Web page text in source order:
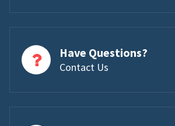
Have Questions?
Contact Us